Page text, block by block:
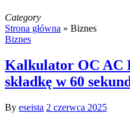
Category
Strona główna » Biznes
Biznes
Kalkulator OC AC
składkę w 60
By eseista 2 czerwca 2025